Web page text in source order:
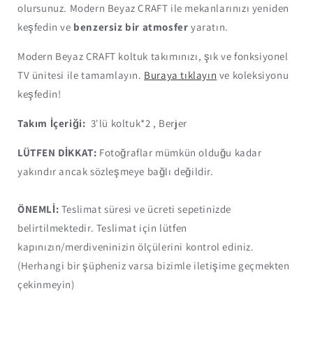
olursunuz. Modern Beyaz CRAFT ile mekanlarınızı yeniden
keşfedin ve benzersiz bir atmosfer yaratın.
Modern Beyaz CRAFT koltuk takımınızı, şık ve fonksiyonel
TV ünitesi ile tamamlayın. Buraya tıklayın ve koleksiyonu
keşfedin!
Takım İçeriği: 3'lü koltuk*2 , Berjer
LÜTFEN DİKKAT: Fotoğraflar mümkün olduğu kadar
yakındır ancak sözleşmeye bağlı değildir.
ÖNEMLİ: Teslimat süresi ve ücreti sepetinizde
belirtilmektedir. Teslimat için lütfen
kapınızın/merdiveninizin ölçülerini kontrol ediniz.
(Herhangi bir şüpheniz varsa bizimle iletişime geçmekten
çekinmeyin)